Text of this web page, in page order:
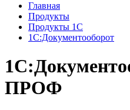
Главная
Продукты
Продукты 1С
1С:Документооборот
ПРОФ